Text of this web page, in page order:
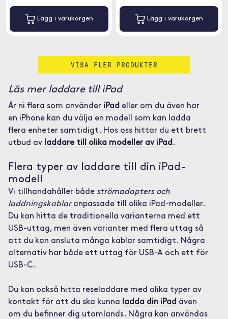
Lägg i varukorgen Lägg i varukorgen
VISA FLER PRODUKTER
Läs mer laddare till iPad
Är ni flera som använder iPad eller om du även har
en iPhone kan du välja en modell som kan ladda
flera enheter samtidigt. Hos oss hittar du ett brett
utbud av laddare till olika modeller av iPad .
Flera typer av laddare till din iPad-
modell
Vi tillhandahåller både strömadapters och
laddningskablaranpassade till olika iPad-modeller.
Du kan hitta de traditionella varianterna med ett
USB-uttag, men även varianter med flera uttag så
att du kan ansluta många kablar samtidigt. Några
alternativ har både ett uttag för USB-A och ett för
USB-C.
Du kan också hitta reseladdare med olika typer av
kontakt för att du ska kunna
ladda din iPad även
om du befinner dig utomlands. Några kan användas